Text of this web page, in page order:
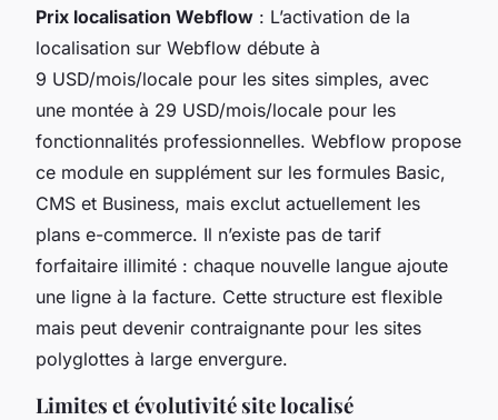
Prix localisation Webflow : L’activation de la
localisation sur Webflow débute à
9 USD/mois/locale pour les sites simples, avec
une montée à 29 USD/mois/locale pour les
fonctionnalités professionnelles. Webflow propose
ce module en supplément sur les formules Basic,
CMS et Business, mais exclut actuellement les
plans e-commerce. Il n’existe pas de tarif
forfaitaire illimité : chaque nouvelle langue ajoute
une ligne à la facture. Cette structure est flexible
mais peut devenir contraignante pour les sites
polyglottes à large envergure.
Limites et évolutivité site localisé